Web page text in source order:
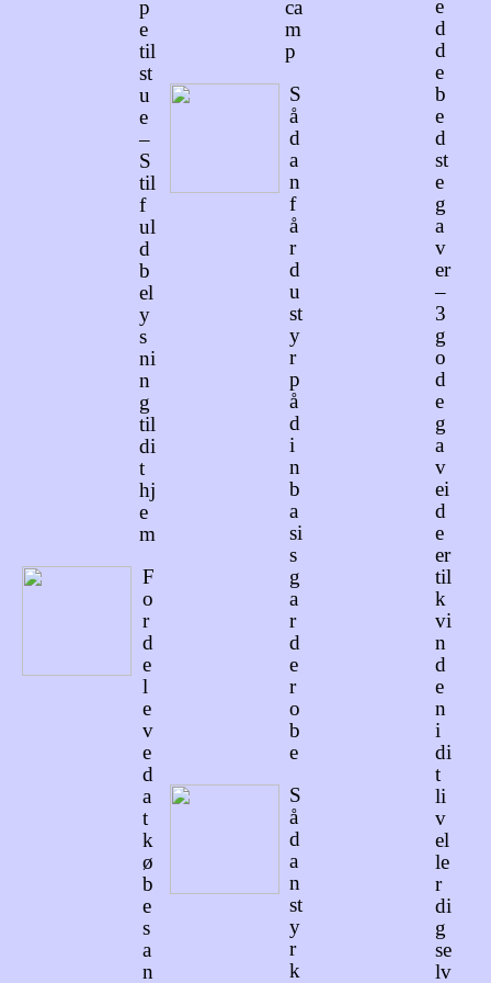
p
e
til
st
u
e
–
S
til
f
ul
d
b
el
y
s
ni
n
g
til
di
t
hj
e
m
F
o
r
d
e
l
e
v
e
d
a
t
k
ø
b
e
s
a
n
ca
m
p
S
å
d
a
n
f
å
r
d
u
st
y
r
p
å
d
i
n
b
a
si
s
g
a
r
d
e
r
o
b
e
S
å
d
a
n
st
y
r
k
e
d
d
e
b
e
d
st
e
g
a
v
er
–
3
g
o
d
e
g
a
v
ei
d
e
er
til
k
vi
n
d
e
n
i
di
t
li
v
el
le
r
di
g
se
lv